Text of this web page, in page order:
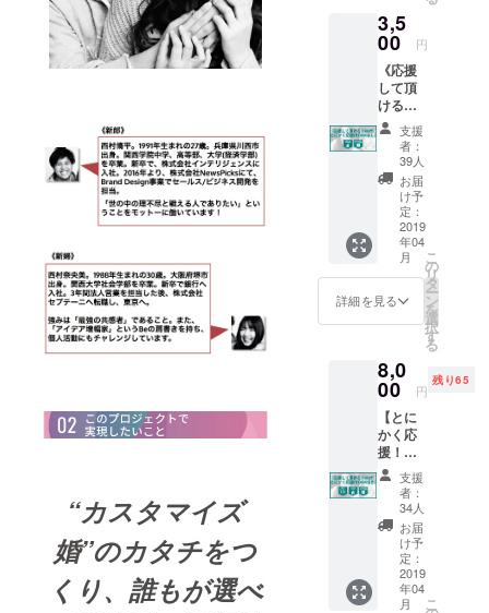
“カスタマイズ
婚”のカタチをつ
くり、誰もが選べ
で購入
くださ
い！ ✔︎
私たち
の実施
する
「カス
タマイ
ズ婚」
への参
加。 ✔︎
「カス
タマイ
ズ婚」
BOOK
のプレ
ゼント
ムに！※
全員
分） ✔︎
Facebo
okの非
公開プ
ロジェ
クトグ
ループ
へご招
待 （任
意） ✔︎
BOOK
の中で
3,5
00 円
《応援
して頂
ける方
向け》
【とに
かく応
援！】
BOOK
なし ✔︎
Facebo
okの非
公開プ
ロジェ
クトグ
ループ
へご招
BOOK
の中で
「共
賓」と
して、
あなた
のお名
前も記
載させ
て頂き
ます！
支援
者：
39人
お届
け予
定：
2019
年04
月
詳細を見る
こ
の
リ
タ
ー
ン
を
選
択
す
る
8,0
00 円
残り65
【とに
かく応
援！】
BOOK
付き ✔︎
「カス
タマイ
ズ婚」
BOOK
のプレ
ゼント
支援
者：
34人
お届
け予
定：
2019
年04
月
こ